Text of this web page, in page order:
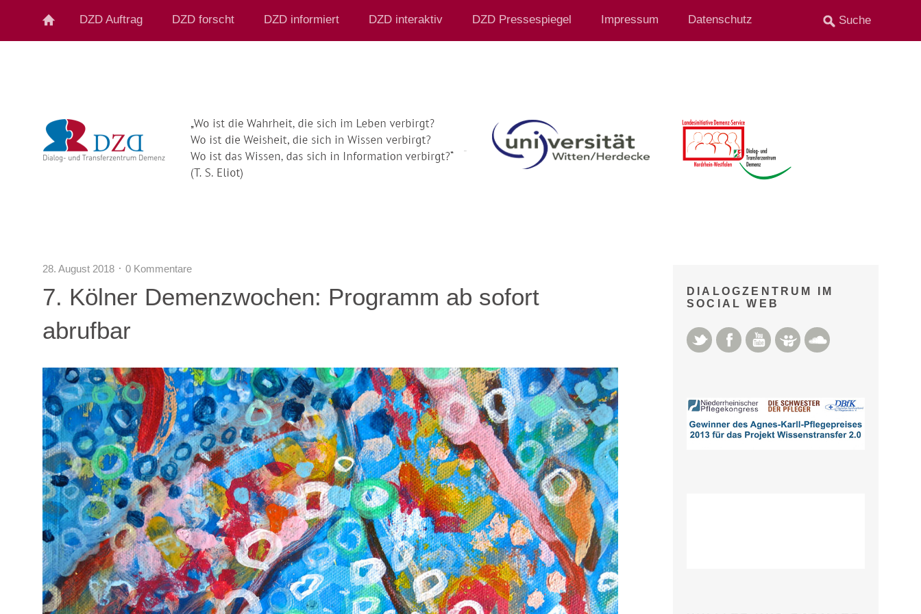
DZD Auftrag DZD forscht DZD informiert DZD interaktiv DZD Pressespiegel Impressum Datenschutz
28. August 2018 0 Kommentare
7. Kölner Demenzwochen: Programm ab sofort
abrufbar
DIALOGZENTRUM IM
SOCIAL WEB
Twitter FacebookYouTubeSlideshare